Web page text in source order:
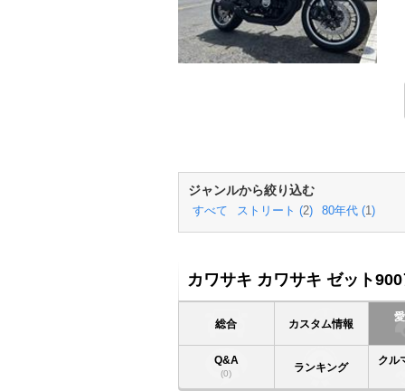
ジャンルから絞り込む
すべて ストリート (2) 80年代 (1)
カワサキ カワサキ ゼット
総合 カスタム情報
Q&A
(0) ランキング
クル